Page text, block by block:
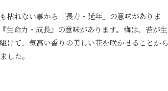
枯れない事から『長寿・延年』の意味がありま
生命力・成長』の意味があります。梅は、苔が生
けて、気高い香りの美しい花を咲かせることから
した。